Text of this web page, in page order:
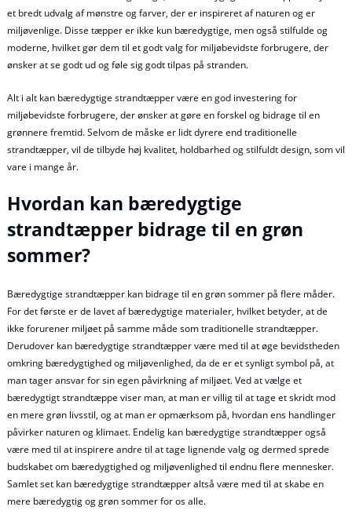
et bredt udvalg af mønstre og farver, der er inspireret af naturen og er
miljøvenlige. Disse tæpper er ikke kun bæredygtige, men også stilfulde og
moderne, hvilket gør dem til et godt valg for miljøbevidste forbrugere, der
ønsker at se godt ud og føle sig godt tilpas på stranden.
Alt i alt kan bæredygtige strandtæpper være en god investering for
miljøbevidste forbrugere, der ønsker at gøre en forskel og bidrage til en
grønnere fremtid. Selvom de måske er lidt dyrere end traditionelle
strandtæpper, vil de tilbyde høj kvalitet, holdbarhed og stilfuldt design, som vil
vare i mange år.
Hvordan kan bæredygtige
strandtæpper bidrage til en grøn
sommer?
Bæredygtige strandtæpper kan bidrage til en grøn sommer på flere måder.
For det første er de lavet af bæredygtige materialer, hvilket betyder, at de
ikke forurener miljøet på samme måde som traditionelle strandtæpper.
Derudover kan bæredygtige strandtæpper være med til at øge bevidstheden
omkring bæredygtighed og miljøvenlighed, da de er et synligt symbol på, at
man tager ansvar for sin egen påvirkning af miljøet. Ved at vælge et
bæredygtigt strandtæppe viser man, at man er villig til at tage et skridt mod
en mere grøn livsstil, og at man er opmærksom på, hvordan ens handlinger
påvirker naturen og klimaet. Endelig kan bæredygtige strandtæpper også
være med til at inspirere andre til at tage lignende valg og dermed sprede
budskabet om bæredygtighed og miljøvenlighed til endnu flere mennesker.
Samlet set kan bæredygtige strandtæpper altså være med til at skabe en
mere bæredygtig og grøn sommer for os alle.